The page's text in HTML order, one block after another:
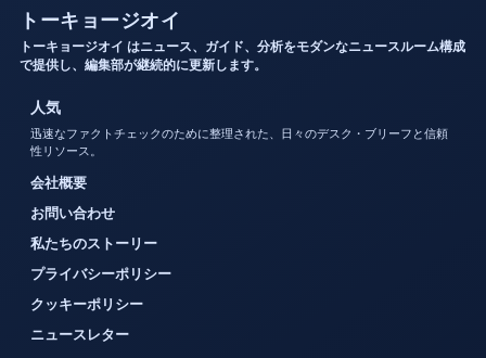
トーキョージオイ
トーキョージオイ はニュース、ガイド、分析をモダンなニュースルーム構成
で提供し、編集部が継続的に更新します。
人気
迅速なファクトチェックのために整理された、日々のデスク・ブリーフと信頼
性リソース。
会社概要
お問い合わせ
私たちのストーリー
プライバシーポリシー
クッキーポリシー
ニュースレター